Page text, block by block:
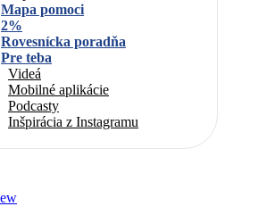
Mapa pomoci
2%
Rovesnícka poradňa
Pre teba
Videá
Mobilné aplikácie
Podcasty
Inšpirácia z Instagramu